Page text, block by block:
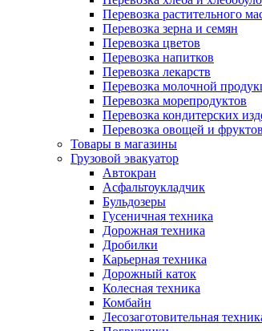
Перевозка растительного
Перевозка зерна и семян
Перевозка цветов
Перевозка напитков
Перевозка лекарств
Перевозка молочной
Перевозка морепродуктов
Перевозка кондитерских
Перевозка овощей и фруктов
Товары в магазины
Грузовой эвакуатор
Автокран
Асфальтоукладчик
Бульдозеры
Гусеничная техника
Дорожная техника
Дробилки
Карьерная техника
Дорожный каток
Колесная техника
Комбайн
Лесозаготовительная